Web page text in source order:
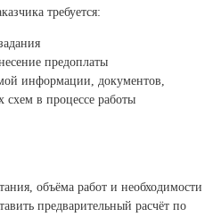
требуется:
предоплаты
информации, документов,
схем в процессе работы
объёма работ и необходимости
предварительный расчёт по